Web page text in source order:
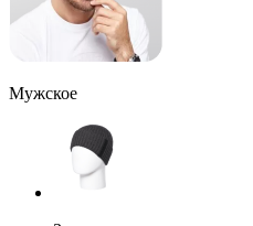
Мужское